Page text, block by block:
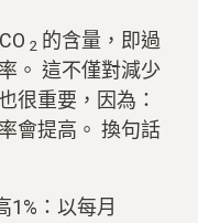
2 的含量，即過
。 這不僅對減少
很重要，因為：
會提高。 換句話
1%：以每月